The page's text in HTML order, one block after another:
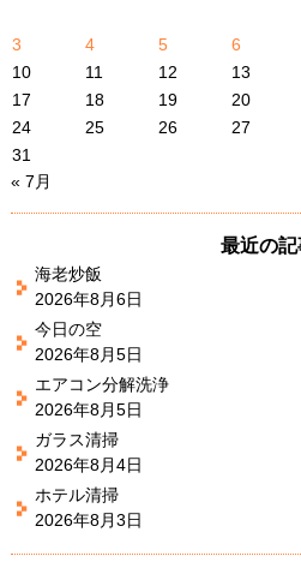
3
4 5 6
10
11 12 13
17
18 19 20
24
25 26 27
31
« 7月
最近の記
海老炒飯
2026年8月6日
今日の空
2026年8月5日
エアコン分解洗浄
2026年8月5日
ガラス清掃
2026年8月4日
ホテル清掃
2026年8月3日